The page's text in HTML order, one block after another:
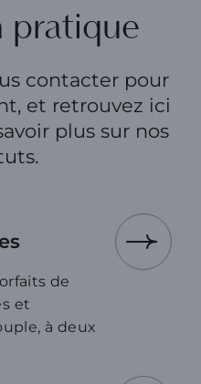
pratique
contacter pour
et retrouvez ici
plus sur nos
de
et
à deux